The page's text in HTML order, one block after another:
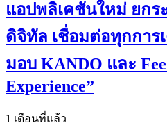
แอปพลิเคชันใหม่ ยก
ดิจิทัล เชื่อมต่อทุกการ
มอบ KANDO และ
Experience”
1 เดือนที่แล้ว